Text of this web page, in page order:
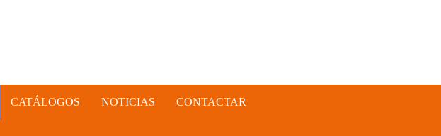
CATÁLOGOS NOTICIAS CONTACTAR